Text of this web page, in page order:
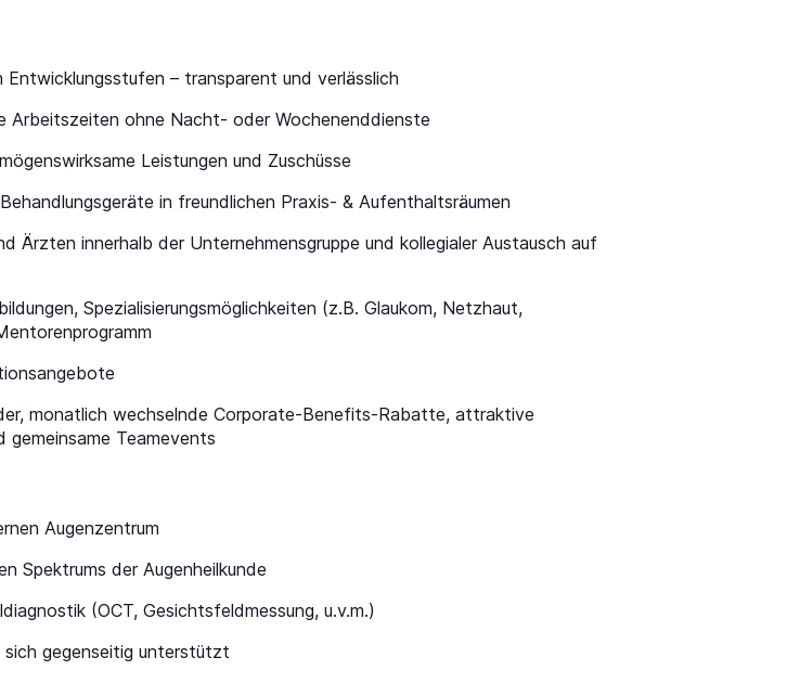
– transparent und verlässlich
Arbeitszeiten ohne Nacht- oder Wochenenddienste
Leistungen und Zuschüsse
in freundlichen Praxis- & Aufenthaltsräumen
Ärzten innerhalb der Unternehmensgruppe und kollegialer Austausch auf
Spezialisierungsmöglichkeiten (z.B. Glaukom, Netzhaut,
monatlich wechselnde Corporate-Benefits-Rabatte, attraktive
Teamevents
Augenzentrum
Spektrums der Augenheilkunde
(OCT, Gesichtsfeldmessung, u.v.m.)
gegenseitig unterstützt